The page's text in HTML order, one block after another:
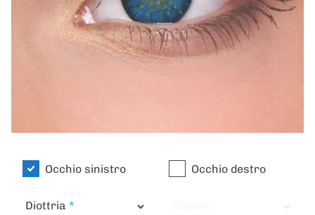
Occhio sinistro
Diottria
Occhio destro